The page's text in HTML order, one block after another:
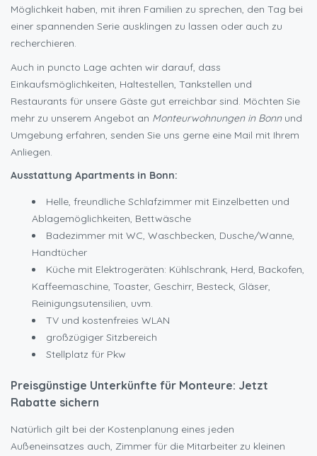
Möglichkeit haben, mit ihren Familien zu sprechen, den Tag bei
einer spannenden Serie ausklingen zu lassen oder auch zu
recherchieren.
Auch in puncto Lage achten wir darauf, dass
Einkaufsmöglichkeiten, Haltestellen, Tankstellen und
Restaurants für unsere Gäste gut erreichbar sind. Möchten Sie
mehr zu unserem Angebot an Monteurwohnungen in Bonnund
Umgebung erfahren, senden Sie uns gerne eine Mail mit Ihrem
Anliegen.
Ausstattung Apartments in Bonn:
Helle, freundliche Schlafzimmer mit Einzelbetten und
Ablagemöglichkeiten, Bettwäsche
Badezimmer mit WC, Waschbecken, Dusche/Wanne,
Handtücher
Küche mit Elektrogeräten: Kühlschrank, Herd, Backofen,
Kaffeemaschine, Toaster, Geschirr, Besteck, Gläser,
Reinigungsutensilien, uvm.
TV und kostenfreies WLAN
großzügiger Sitzbereich
Stellplatz für Pkw
Preisgünstige Unterkünfte für Monteure: Jetzt
Rabatte sichern
Natürlich gilt bei der Kostenplanung eines jeden
Außeneinsatzes auch, Zimmer für die Mitarbeiter zu kleinen